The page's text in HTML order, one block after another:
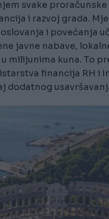
svake proračunske
i razvoj grada.
i povećanja
javne nabave,
milijunima kuna. To
financija RH i
dodatnog